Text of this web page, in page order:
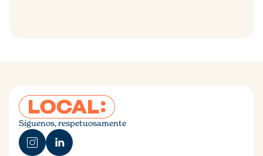
Síguenos, respetuosamente